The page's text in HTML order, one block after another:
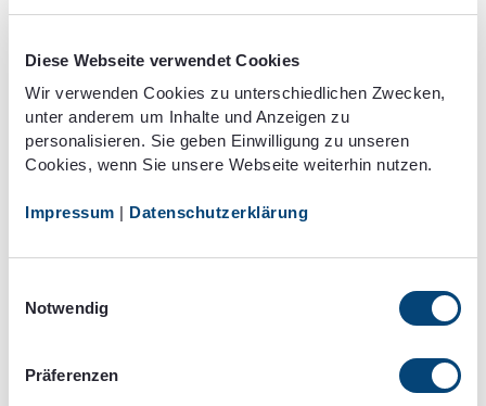
Diese Webseite verwendet Cookies
Wir verwenden Cookies zu unterschiedlichen Zwecken,
unter anderem um Inhalte und Anzeigen zu
personalisieren. Sie geben Einwilligung zu unseren
Cookies, wenn Sie unsere Webseite weiterhin nutzen.
Impressum | Datenschutzerklärung
Notwendig
Präferenzen
Rückkaufswertes und gegeben Sie,
sofern nicht bereits geschehen, die
Bankverbindung für die Auszahlung an.
Bitten Sie um eine – am besten
schriftliche – Kündigungsbestätigung.
Kündigung persönlich; bei E-Mails ist
keine Unterschrift erforderlich.
Indem Sie die genannten Punkte
beachten, stellen Sie sicher, dass der
Versicherer Ihre Kündigung zum einen
schnell bearbeiten und zum anderen